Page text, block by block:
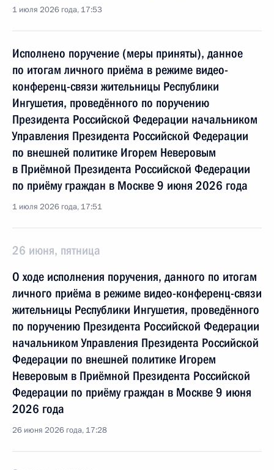
1 июля 2026 года, 17:53
Исполнено поручение (меры приняты), данное
по итогам личного приёма в режиме видео-
конференц-связи жительницы Республики
Ингушетия, проведённого по поручению
Президента Российской Федерации начальником
Управления Президента Российской Федерации
по внешней политике Игорем Неверовым
в Приёмной Президента Российской Федерации
по приёму граждан в Москве 9 июня 2026 года
1 июля 2026 года, 17:51
26 июня, пятница
О ходе исполнения поручения, данного по итогам
личного приёма в режиме видео-конференц-связи
жительницы Республики Ингушетия, проведённого
по поручению Президента Российской Федерации
начальником Управления Президента Российской
Федерации по внешней политике Игорем
Неверовым в Приёмной Президента Российской
Федерации по приёму граждан в Москве 9 июня
2026 года
26 июня 2026 года, 17:28